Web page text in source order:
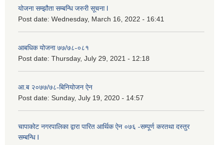
योजना सम्झौता सम्बन्धि जरुरी सूचना l
Post date: Wednesday, March 16, 2022 - 16:41
आबधिक योजना ७७/७८-०८१
Post date: Thursday, July 29, 2021 - 12:18
आ.ब २०७७/७८-बिनियोजन ऐन
Post date: Sunday, July 19, 2020 - 14:57
चापाकोट नगरपालिका द्वारा पारित आर्थिक ऐन ०७६ -सम्पूर्ण करतथा दस्तुर
सम्बन्धि I